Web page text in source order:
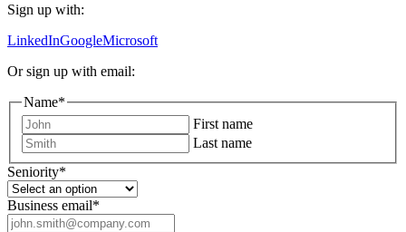
Sign up with:
LinkedInGoogleMicrosoft
Or sign up with email:
Name*
First name
Last name
Seniority*
Business email*